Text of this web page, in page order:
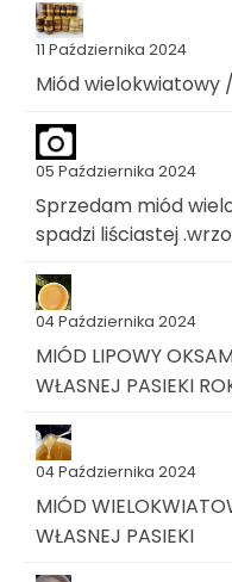
11 Października 2024
Miód wielokwiatowy
05 Października 2024
Sprzedam miód
spadzi liściastej
04 Października 2024
MIÓD LIPOWY
WŁASNEJ PASIEKI
04 Października 2024
MIÓD
WŁASNEJ PASIEKI